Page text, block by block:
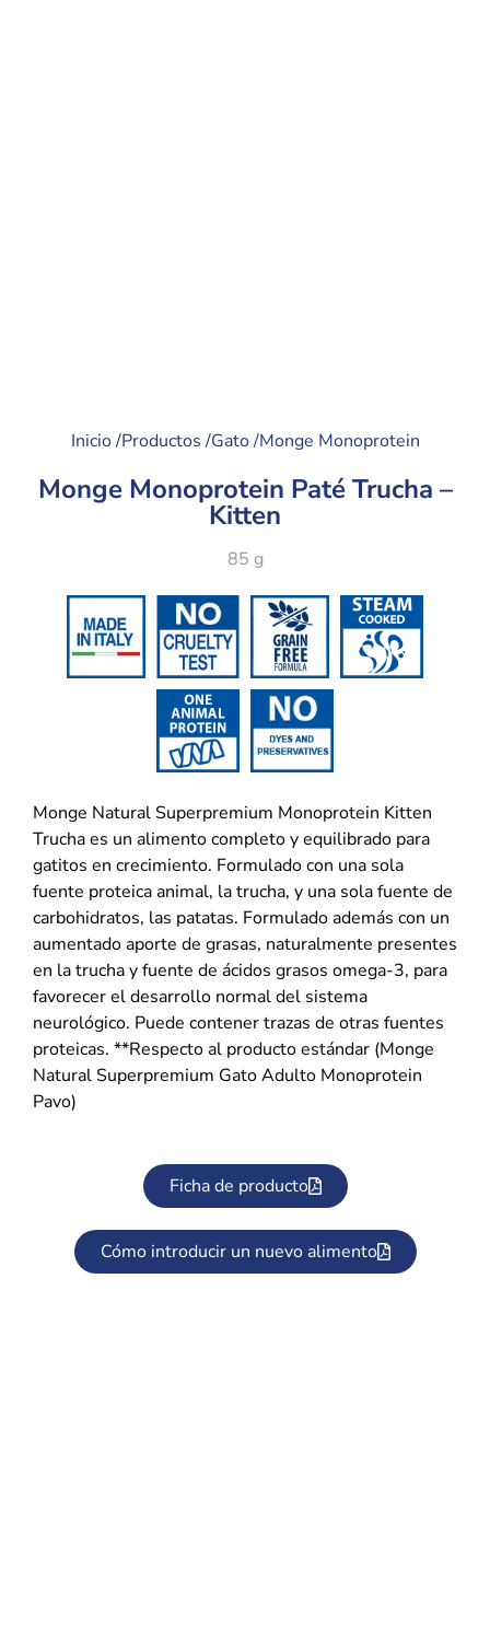
Inicio /Productos /Gato /Monge Monoprotein
Monge Monoprotein Paté Trucha –
Kitten
85 g
Monge Natural Superpremium Monoprotein Kitten
Trucha es un alimento completo y equilibrado para
gatitos en crecimiento. Formulado con una sola
fuente proteica animal, la trucha, y una sola fuente de
carbohidratos, las patatas. Formulado además con un
aumentado aporte de grasas, naturalmente presentes
en la trucha y fuente de ácidos grasos omega-3, para
favorecer el desarrollo normal del sistema
neurológico. Puede contener trazas de otras fuentes
proteicas. **Respecto al producto estándar (Monge
Natural Superpremium Gato Adulto Monoprotein
Pavo)
Ficha de producto
Cómo introducir un nuevo alimento